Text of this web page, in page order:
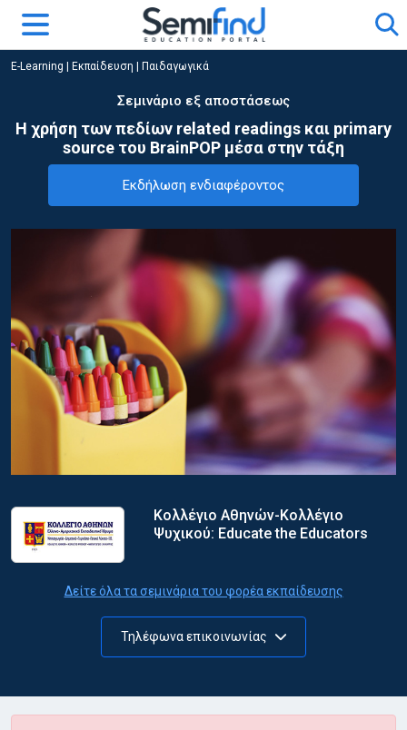
E-Learning Εκπαίδευση Παιδαγωγικά
Σεμινάριο εξ αποστάσεως
Η χρήση των πεδίων related readings και primary
source του BrainPOP μέσα στην τάξη
Εκδήλωση ενδιαφέροντος
Κολλέγιο Αθηνών-Κολλέγιο
Ψυχικού: Educate the Educators
Δείτε όλα τα σεμινάρια του φορέα εκπαίδευσης
Τηλέφωνα επικοινωνίας